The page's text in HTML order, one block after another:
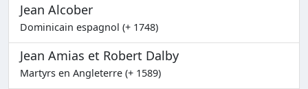
Jean Alcober
Dominicain espagnol (+ 1748)
Jean Amias et Robert Dalby
Martyrs en Angleterre (+ 1589)